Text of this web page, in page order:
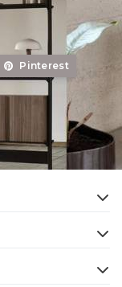
Pinterest